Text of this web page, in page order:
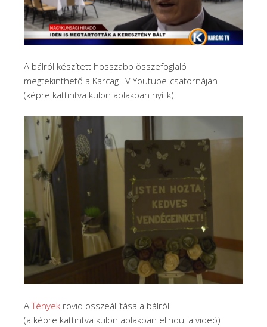
A bálról készített hosszabb összefoglaló
megtekinthető a Karcag TV Youtube-csatornáján
(képre kattintva külön ablakban nyílik)
ATények rövid összeállítása a bálról
(a képre kattintva külön ablakban elindul a videó)